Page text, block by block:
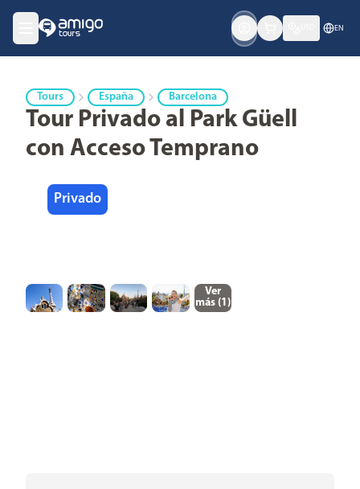
EN
Tours España Barcelona
Tour Privado al Park Güell
con Acceso Temprano
Privado
Ver
más (1)